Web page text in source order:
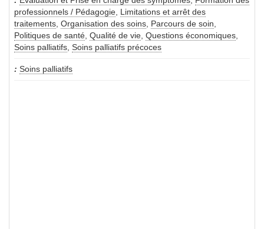
professionnels / Pédagogie Limitations et arrêt des
traitements Organisation des soins Parcours de soin
Politiques de santé Qualité de vie Questions économiques
Soins palliatifs Soins palliatifs précoces
Soins palliatifs